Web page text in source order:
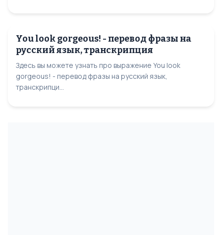
You look gorgeous! - перевод фразы на
русский язык, транскрипция
Здесь вы можете узнать про выражение You look
gorgeous! - перевод фразы на русский язык,
транскрипци...